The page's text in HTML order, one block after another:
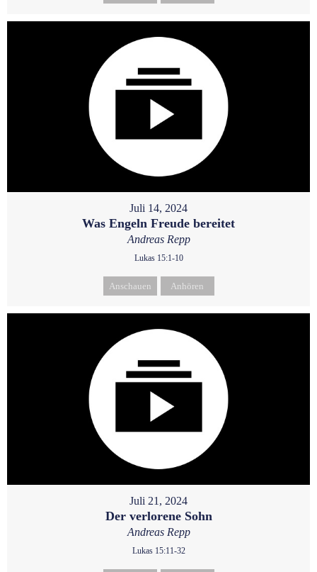
Juli 14, 2024
Was Engeln Freude bereitet
Andreas Repp
Lukas 15:1-10
Anschauen Anhören
Juli 21, 2024
Der verlorene Sohn
Andreas Repp
Lukas 15:11-32